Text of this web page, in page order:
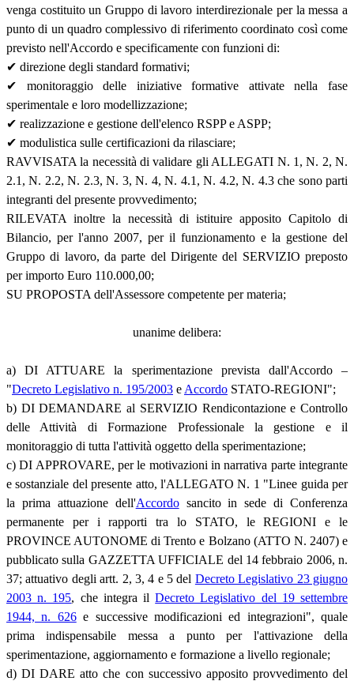
venga costituito un Gruppo di lavoro interdirezionale per la messa a
punto di un quadro complessivo di riferimento coordinato così come
previsto nell'Accordo e specificamente con funzioni di:
✔ direzione degli standard formativi;
✔ monitoraggio delle iniziative formative attivate nella fase
sperimentale e loro modellizzazione;
✔ realizzazione e gestione dell'elenco RSPP e ASPP;
✔ modulistica sulle certificazioni da rilasciare;
RAVVISATA la necessità di validare gli ALLEGATI N. 1, N. 2, N.
2.1, N. 2.2, N. 2.3, N. 3, N. 4, N. 4.1, N. 4.2, N. 4.3 che sono parti
integranti del presente provvedimento;
RILEVATA inoltre la necessità di istituire apposito Capitolo di
Bilancio, per l'anno 2007, per il funzionamento e la gestione del
Gruppo di lavoro, da parte del Dirigente del SERVIZIO preposto
per importo Euro 110.000,00;
SU PROPOSTA dell'Assessore competente per materia;
unanime delibera:
a) DI ATTUARE la sperimentazione prevista dall'Accordo –
"Decreto Legislativo n. 195/2003 e Accordo STATO-REGIONI";
b) DI DEMANDARE al SERVIZIO Rendicontazione e Controllo
delle Attività di Formazione Professionale la gestione e il
monitoraggio di tutta l'attività oggetto della sperimentazione;
c) DI APPROVARE, per le motivazioni in narrativa parte integrante
e sostanziale del presente atto, l'ALLEGATO N. 1 "Linee guida per
la prima attuazione dell'Accordosancito in sede di Conferenza
permanente per i rapporti tra lo STATO, le REGIONI e le
PROVINCE AUTONOME di Trento e Bolzano (ATTO N. 2407) e
pubblicato sulla GAZZETTA UFFICIALE del 14 febbraio 2006, n.
37; attuativo degli artt. 2, 3, 4 e 5 del Decreto Legislativo 23 giugno
2003 n. 195, che integra ilDecreto Legislativo del 19 settembre
1944, n. 626e successive modificazioni ed integrazioni", quale
prima indispensabile messa a punto per l'attivazione della
sperimentazione, aggiornamento e formazione a livello regionale;
d) DI DARE atto che con successivo apposito provvedimento del